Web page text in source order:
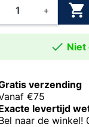
+ 
 Niet
verzending
€75
levertijd
naar de winkel!